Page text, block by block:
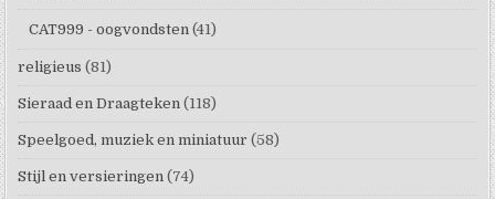
CAT999 - oogvondsten (41)
religieus (81)
Sieraad en Draagteken (118)
Speelgoed, muziek en miniatuur (58)
Stijl en versieringen (74)